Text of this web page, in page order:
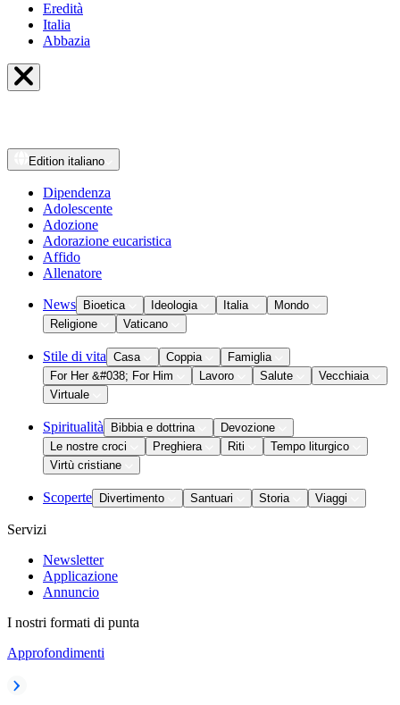
Eredità
Italia
Abbazia
Edition italiano
Dipendenza
Adolescente
Adozione
Adorazione eucaristica
Affido
Allenatore
News Bioetica Ideologia Italia
Mondo
Religione
Vaticano
Stile di vita Casa Coppia
Famiglia
For Her &#038; For Him
Lavoro Salute
Vecchiaia
Virtuale
Spiritualità Bibbia e dottrina
Devozione
Le nostre croci
Preghiera Riti
Tempo liturgico
Virtù cristiane
Scoperte Divertimento Santuari Storia Viaggi
Servizi
Newsletter
Applicazione
Annuncio
I nostri formati di punta
Approfondimenti